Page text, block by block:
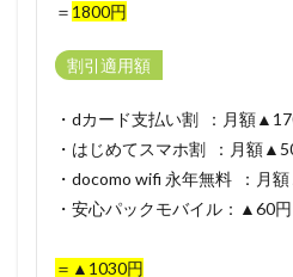
＝ 1800円
割引適用額
・dカード支払い割 ：月額
・はじめてスマホ割 ：月額
・docomo wifi 永年無料 ：月
・ 安心パックモバイル ：▲60円
＝ ▲1030円